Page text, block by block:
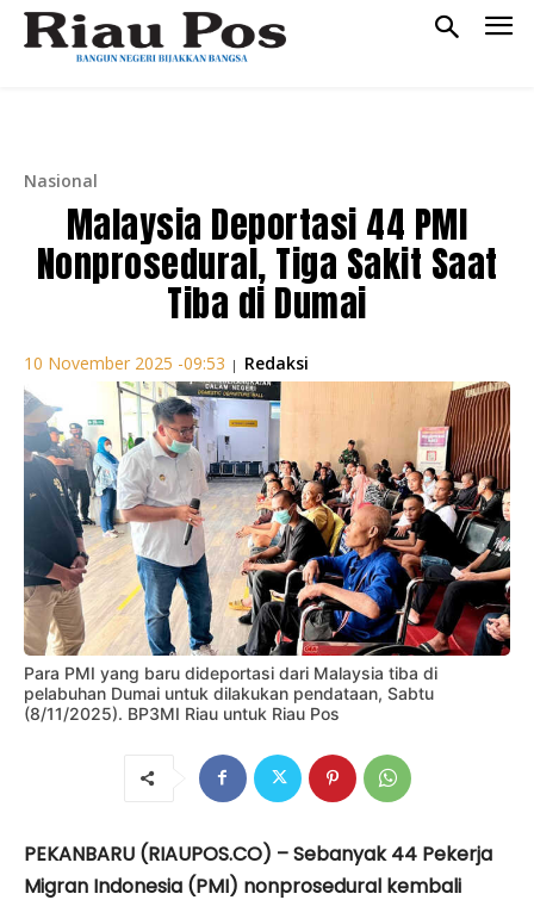
Nasional
Malaysia Deportasi 44 PMI
Nonprosedural, Tiga Sakit Saat
Tiba di Dumai
10 November 2025 -09:53 | Redaksi
Para PMI yang baru dideportasi dari Malaysia tiba di
pelabuhan Dumai untuk dilakukan pendataan, Sabtu
(8/11/2025). BP3MI Riau untuk Riau Pos
PEKANBARU (RIAUPOS.CO) – Sebanyak 44 Pekerja
Migran Indonesia (PMI) nonprosedural kembali